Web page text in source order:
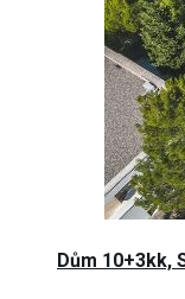
Dům 10+3kk,